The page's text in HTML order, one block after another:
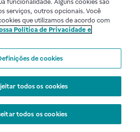
funcionalidade. Alguns cookies são
serviços, outros opcionais. Você
que utilizamos de acordo com
Política de Privacidade e
de cookies
todos os cookies
todos os cookies